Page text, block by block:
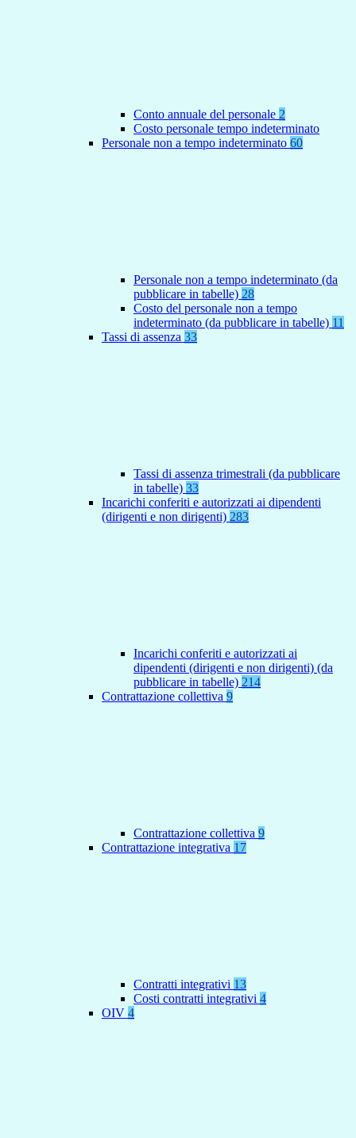
Conto annuale del personale 2
Costo personale tempo indeterminato
Personale non a tempo indeterminato 60
Personale non a tempo indeterminato (da
pubblicare in tabelle) 28
Costo del personale non a tempo
indeterminato (da pubblicare in tabelle) 11
Tassi di assenza 33
Tassi di assenza trimestrali (da pubblicare
in tabelle) 33
Incarichi conferiti e autorizzati ai dipendenti
(dirigenti e non dirigenti) 283
Incarichi conferiti e autorizzati ai
dipendenti (dirigenti e non dirigenti) (da
pubblicare in tabelle) 214
Contrattazione collettiva 9
Contrattazione collettiva 9
Contrattazione integrativa 17
Contratti integrativi 13
Costi contratti integrativi 4
OIV 4